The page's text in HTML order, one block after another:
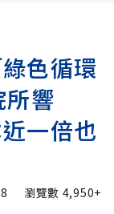
色循環
響
一倍也
瀏覽數 4,950+